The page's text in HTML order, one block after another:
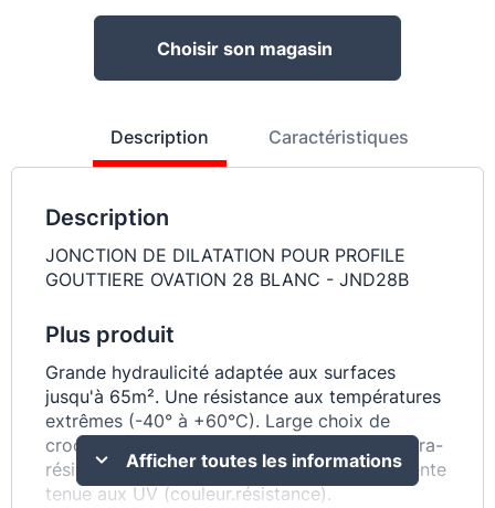
Choisir son magasin
Description Caractéristiques
Description
JONCTION DE DILATATION POUR PROFILE
GOUTTIERE OVATION 28 BLANC - JND28B
Plus produit
Grande hydraulicité adaptée aux surfaces
jusqu'à 65m². Une résistance aux températures
extrêmes (-40° à +60°C). Large choix de
crochets. En Techtan.matériau composite ultra-
résistant à la grêle et aux chocs. Une excellente
tenue aux UV (couleur.résistance).
Afficher toutes les informations